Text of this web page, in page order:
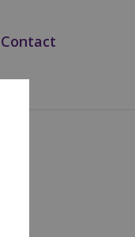
Contact